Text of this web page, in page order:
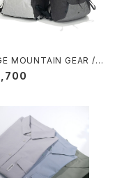
MOUNTAIN GEAR /
TRIM